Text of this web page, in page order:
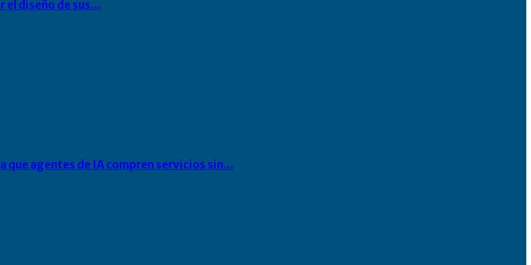
el diseño de sus…
agentes de IA compren servicios sin…